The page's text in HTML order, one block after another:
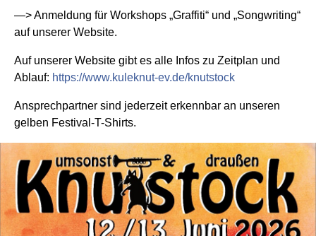
—> Anmeldung für Workshops „Graffiti“ und „Songwriting“
auf unserer Website.
Auf unserer Website gibt es alle Infos zu Zeitplan und
Ablauf: https://www.kuleknut-ev.de/knutstock
Ansprechpartner sind jederzeit erkennbar an unseren
gelben Festival-T-Shirts.